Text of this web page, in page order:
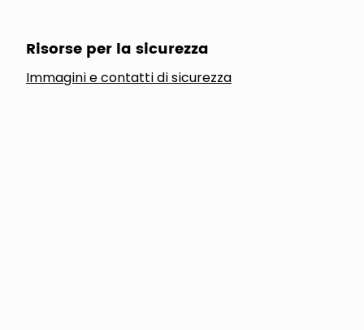
Risorse per la sicurezza
Immagini e contatti di sicurezza